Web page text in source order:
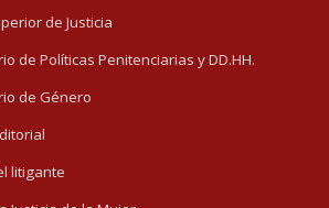
de Justicia
de Políticas Penitenciarias y DD.HH.
de Género
litigante